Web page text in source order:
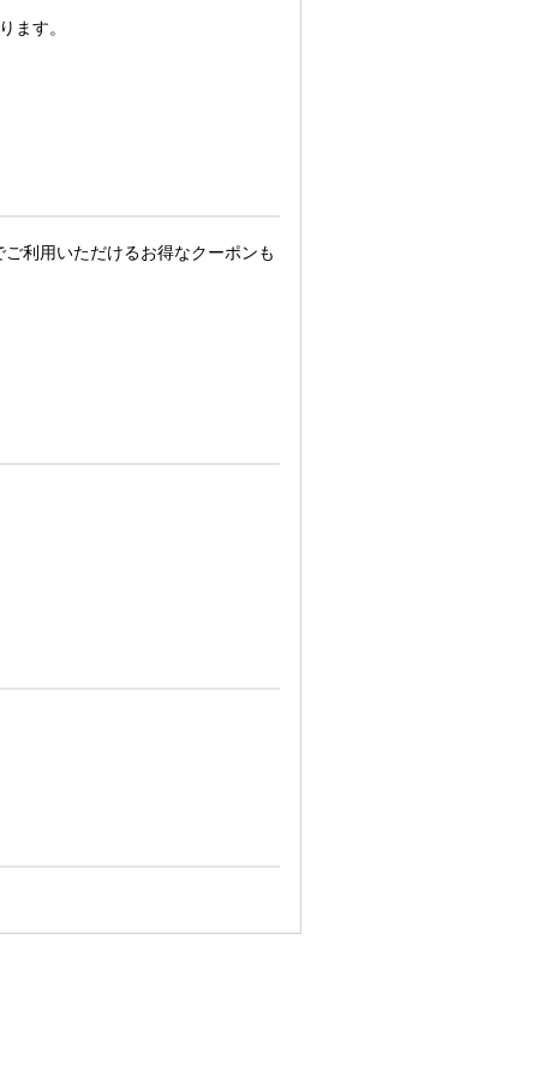
ます。
利用いただけるお得なクーポンも